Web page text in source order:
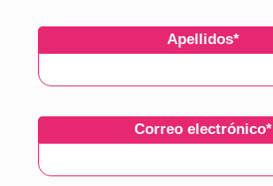
Apellidos*
Correo electrónico*